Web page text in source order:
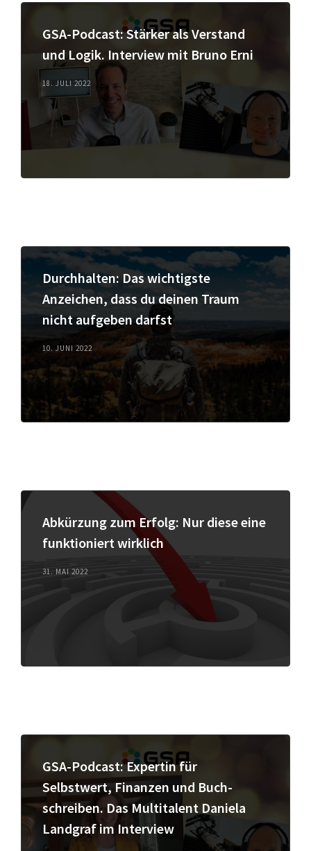
GSA-Podcast: Stärker als Verstand
und Logik. Interview mit Bruno Erni
18. JULI 2022
Durchhalten: Das wichtigste
Anzeichen, dass du deinen Traum
nicht aufgeben darfst
10. JUNI 2022
Abkürzung zum Erfolg: Nur diese eine
funktioniert wirklich
31. MAI 2022
GSA-Podcast: Expertin für
Selbstwert, Finanzen und Buch-
schreiben. Das Multitalent Daniela
Landgraf im Interview